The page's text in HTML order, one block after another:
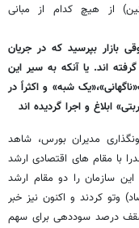
از هیچ کدام از مبانی
بازار بپرسید که در جریان
اند. یا آنکه به سیر این
شبه» و اکثراً در
ابلاغ و اجرا گردیده اند
مدیران بورس، شاهد
با مقام های اقتصادی ارشد
سازمان را دو مقام ارشد
وتو کردند و اکنون نیز خبر
درصد سوددهی برای سهم